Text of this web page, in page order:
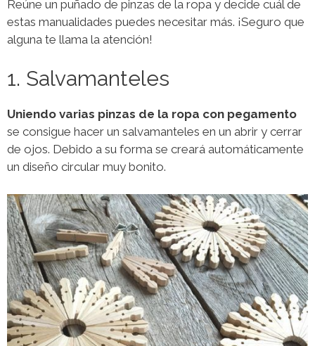
Reúne un puñado de pinzas de la ropa y decide cuál de
estas manualidades puedes necesitar más. ¡Seguro que
alguna te llama la atención!
1. Salvamanteles
Uniendo varias pinzas de la ropa con pegamento
se consigue hacer un salvamanteles en un abrir y cerrar
de ojos. Debido a su forma se creará automáticamente
un diseño circular muy bonito.